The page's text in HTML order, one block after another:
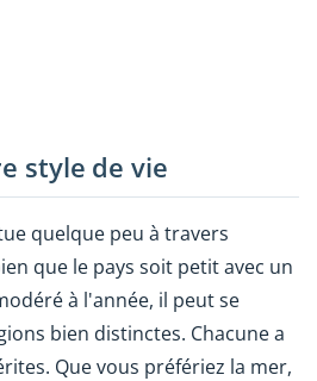
style de vie
quelque peu à travers
que le pays soit petit avec un
à l'année, il peut se
bien distinctes. Chacune a
Que vous préfériez la mer,